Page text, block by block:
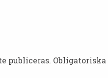
publiceras. Obligatoriska